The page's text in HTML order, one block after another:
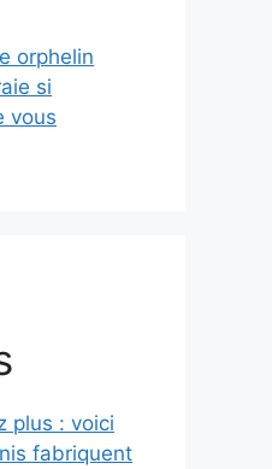
orphelin
si
vous
plus : voici
fabriquent